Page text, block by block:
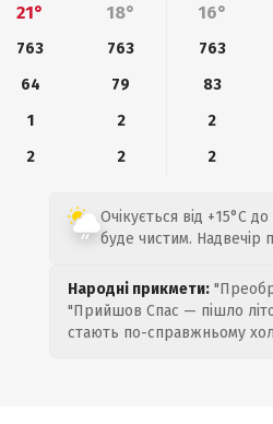
21°
18° 16°
763 763 763
64
79 83
1
2 2
2
2 2
Очікується від +15°C
буде чистим. Надвечір
Народні прикмети:
"Прийшов Спас — пішло
стають по-справжньому